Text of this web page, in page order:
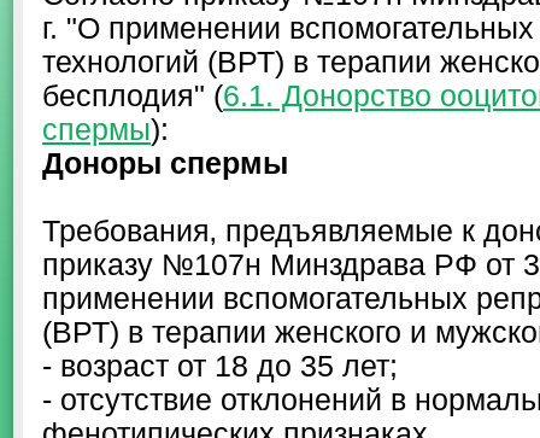
г. "О применении
технологий (ВРТ) в терапии
бесплодия" (6.1. Донорство
спермы):
Доноры спермы
Требования‚ предъявляемые к
приказу №107н Минздрава РФ от
применении вспомогательных
(ВРТ) в терапии женского и
- возраст от 18 до 35 лет;
- отсутствие отклонений в